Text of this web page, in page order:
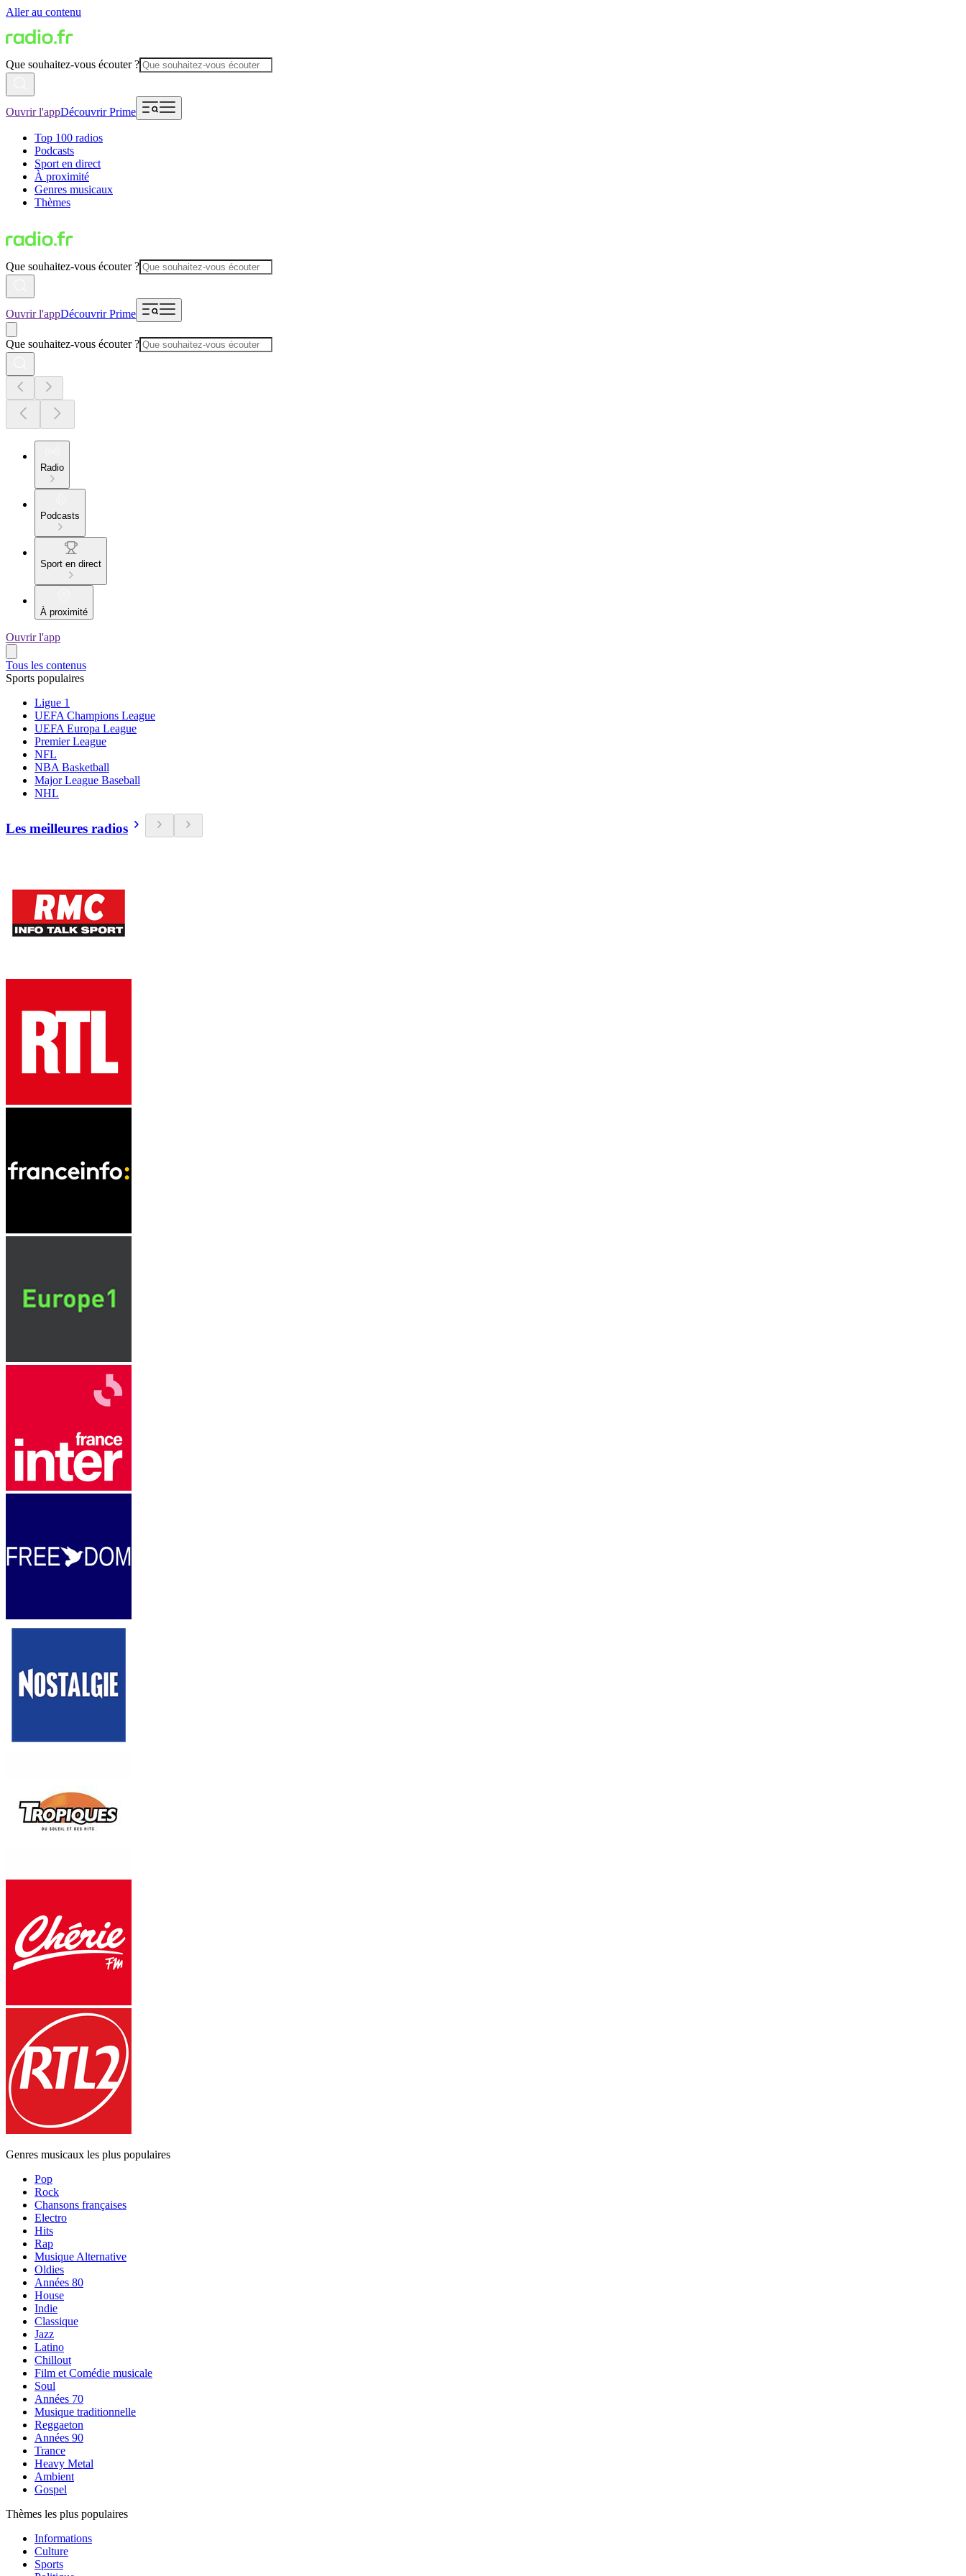
Aller au contenu
Que souhaitez-vous écouter ?
Ouvrir l'appDécouvrir Prime
Top 100 radios
Podcasts
Sport en direct
À proximité
Genres musicaux
Thèmes
Que souhaitez-vous écouter ?
Ouvrir l'appDécouvrir Prime
Que souhaitez-vous écouter ?
Radio
Podcasts
Sport en direct
À proximité
Ouvrir l'app
Tous les contenus
Sports populaires
Ligue 1
UEFA Champions League
UEFA Europa League
Premier League
NFL
NBA Basketball
Major League Baseball
NHL
Les meilleures radios
Genres musicaux les plus populaires
Pop
Rock
Chansons françaises
Electro
Hits
Rap
Musique Alternative
Oldies
Années 80
House
Indie
Classique
Jazz
Latino
Chillout
Film et Comédie musicale
Soul
Années 70
Musique traditionnelle
Reggaeton
Années 90
Trance
Heavy Metal
Ambient
Gospel
Thèmes les plus populaires
Informations
Culture
Sports